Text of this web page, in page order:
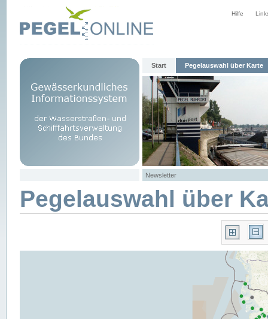
Hilfe
Start Pegelauswahl über Karte
Newsletter
Pegelauswahl über